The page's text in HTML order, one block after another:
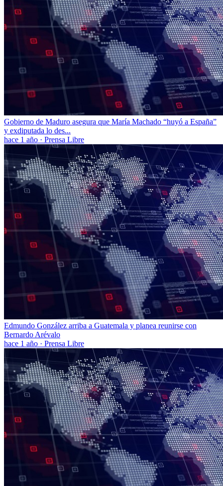
Gobierno de Maduro asegura que María Machado “huyó a España”
y exdiputada lo des...
hace 1 año · Prensa Libre
Edmundo González arriba a Guatemala y planea reunirse con
Bernardo Arévalo
hace 1 año · Prensa Libre